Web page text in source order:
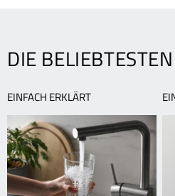
Jahreszeit
DIE
EINFACH ERKLÄRT